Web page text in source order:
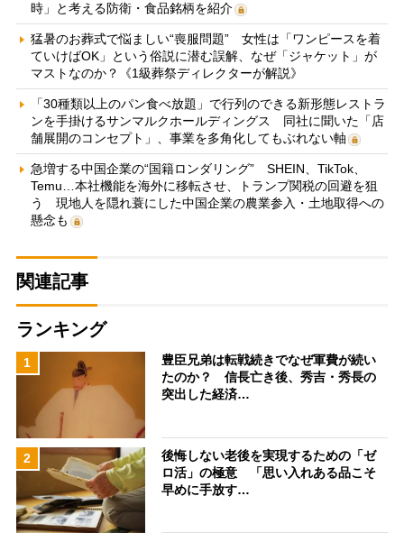
時」と考える防衛・食品銘柄を紹介
猛暑のお葬式で悩ましい“喪服問題” 女性は「ワンピースを着
ていけばOK」という俗説に潜む誤解、なぜ「ジャケット」が
マストなのか？《1級葬祭ディレクターが解説》
「30種類以上のパン食べ放題」で行列のできる新形態レストラ
ンを手掛けるサンマルクホールディングス 同社に聞いた「店
舗展開のコンセプト」、事業を多角化してもぶれない軸
急増する中国企業の“国籍ロンダリング” SHEIN、TikTok、
Temu…本社機能を海外に移転させ、トランプ関税の回避を狙
う 現地人を隠れ蓑にした中国企業の農業参入・土地取得への
懸念も
関連記事
ランキング
1
豊臣兄弟は転戦続きでなぜ軍費が続い
たのか？ 信長亡き後、秀吉・秀長の
突出した経済…
2
後悔しない老後を実現するための「ゼ
ロ活」の極意 「思い入れある品こそ
早めに手放す…